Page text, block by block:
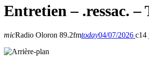
Entretien – .ressac. –
micRadio Oloron 89.2fmtoday04/07/2026 14